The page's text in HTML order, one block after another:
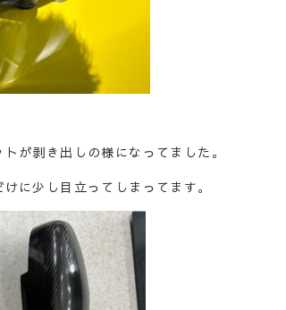
が剥き出しの様になってました。
に少し目立ってしまってます。